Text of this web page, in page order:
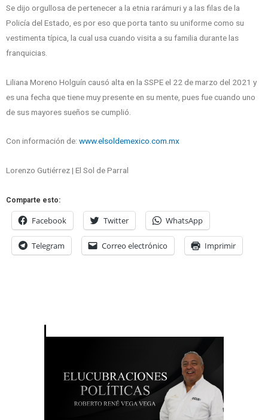
Se dijo orgullosa de pertenecer a la etnia rarámuri y a las filas de la
Policía del Estado, es por eso que porta tanto su uniforme como su
vestimenta típica, la cual usa cuando visita a su familia durante las
franquicias.
Liliana Moreno Holguín causó alta en la SSPE el 22 de marzo del 2021 y
es una fecha que tiene muy presente en su mente, pues fue cuando uno
de sus mayores sueños se cumplió.
Con información de: www.elsoldemexico.com.mx
Lorenzo Gutiérrez | El Sol de Parral
Comparte esto:
Facebook Twitter WhatsApp
Telegram Correo electrónico Imprimir